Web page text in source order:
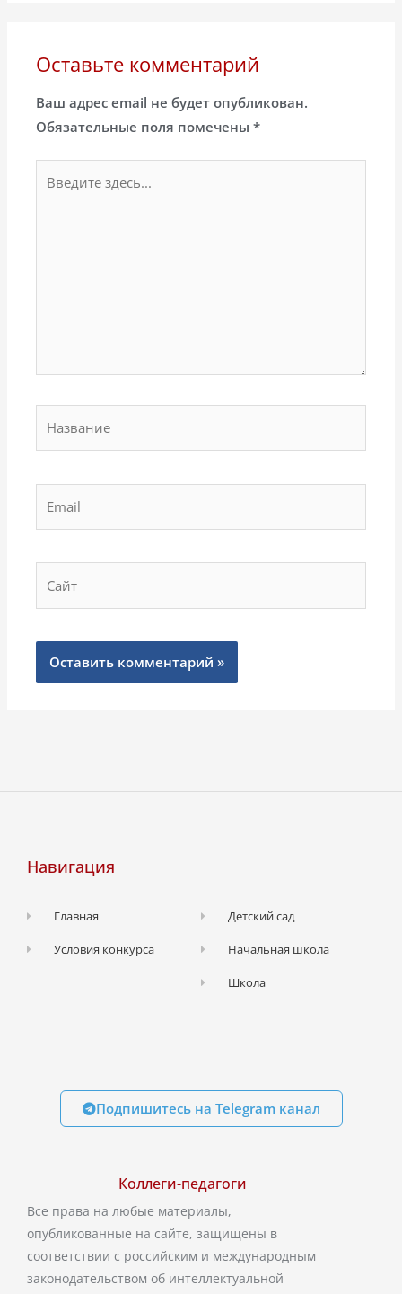
Оставьте комментарий
Ваш адрес email не будет опубликован.
Обязательные поля помечены*
здесь...
Навигация
Главная
Условия конкурса
Детский сад
Начальная школа
Школа
Подпишитесь на Telegram канал
Коллеги-педагоги
Все права на любые материалы,
опубликованные на сайте, защищены в
соответствии с российским и международным
законодательством об интеллектуальной